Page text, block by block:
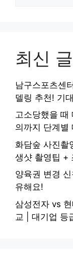
최신 글
남구스포츠센
델링 추천! 기
고소당했을 때
의까지 단계별
화담숲 사진촬
생샷 촬영팁 +
양육권 변경
유해요!
삼성전자 vs
교 | 대기업 등